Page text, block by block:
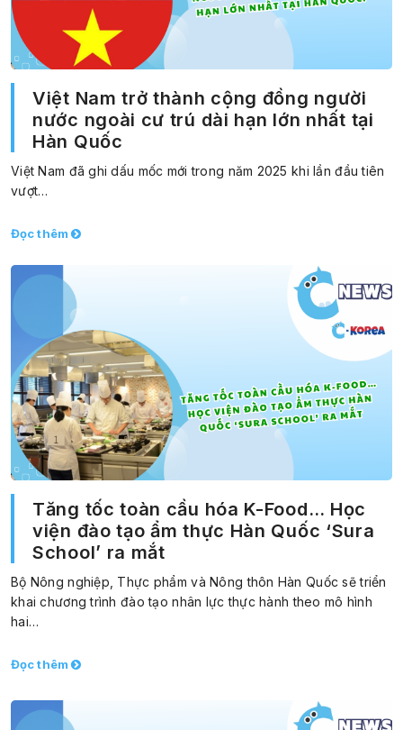
Việt Nam trở thành cộng đồng người
nước ngoài cư trú dài hạn lớn nhất tại
Hàn Quốc
Việt Nam đã ghi dấu mốc mới trong năm 2025 khi lần đầu tiên
vượt…
Đọc thêm
Tăng tốc toàn cầu hóa K-Food… Học
viện đào tạo ẩm thực Hàn Quốc ‘Sura
School’ ra mắt
Bộ Nông nghiệp, Thực phẩm và Nông thôn Hàn Quốc sẽ triển
khai chương trình đào tạo nhân lực thực hành theo mô hình
hai…
Đọc thêm